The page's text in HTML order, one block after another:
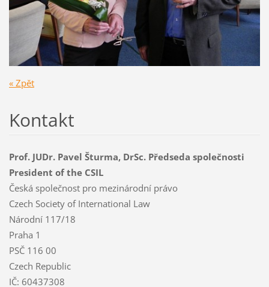
« Zpět
Kontakt
Prof. JUDr. Pavel Šturma, DrSc. Předseda společnosti
President of the CSIL
Česká společnost pro mezinárodní právo
Czech Society of International Law
Národní 117/18
Praha 1
PSČ 116 00
Czech Republic
IČ: 60437308